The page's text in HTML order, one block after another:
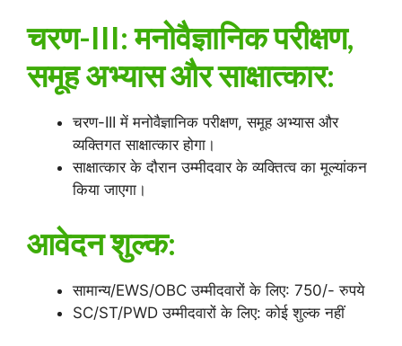
चरण-III: मनोवैज्ञानिक परीक्षण,
समूह अभ्यास और साक्षात्कार:
चरण-III में मनोवैज्ञानिक परीक्षण, समूह अभ्यास और
व्यक्तिगत साक्षात्कार होगा।
साक्षात्कार के दौरान उम्मीदवार के व्यक्तित्व का मूल्यांकन
किया जाएगा।
आवेदन शुल्क:
सामान्य/EWS/OBC उम्मीदवारों के लिए: 750/- रुपये
SC/ST/PWD उम्मीदवारों के लिए: कोई शुल्क नहीं